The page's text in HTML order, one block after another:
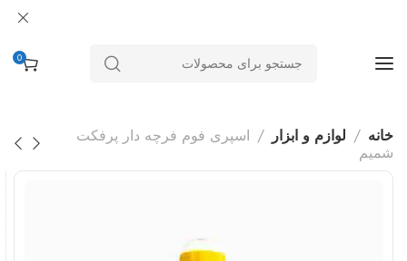
0
خانه لوازم و ابزار
اسپری فوم فرچه دار پرفکت
شمیم